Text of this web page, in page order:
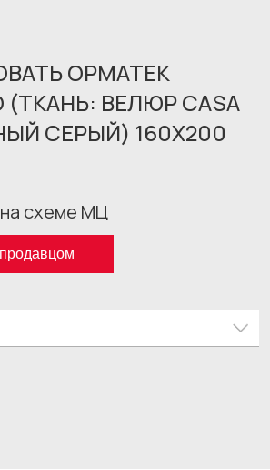
ОРМАТЕК
ВЕЛЮР CASA
СЕРЫЙ) 160X200
на схеме МЦ